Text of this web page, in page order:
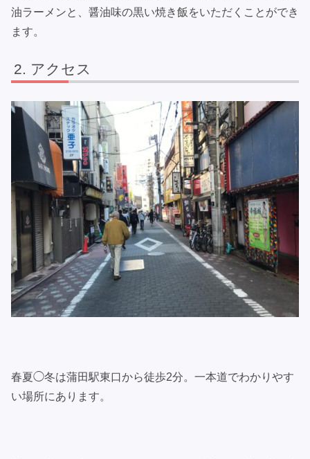
油ラーメンと、醤油味の黒い焼き飯をいただくことができ
ます。
アクセス
春夏◯冬は蒲田駅東口から徒歩2分。一本道でわかりやす
い場所にあります。